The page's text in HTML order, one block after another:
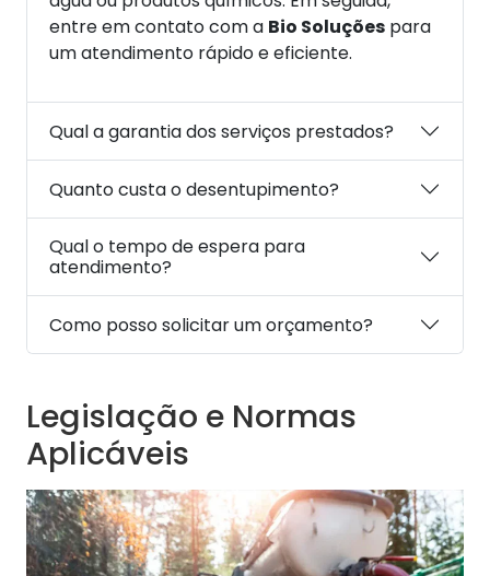
entre em contato com a Bio Soluções para
um atendimento rápido e eficiente.
Qual a garantia dos serviços prestados?
Quanto custa o desentupimento?
Qual o tempo de espera para
atendimento?
Como posso solicitar um orçamento?
Legislação e Normas
Aplicáveis